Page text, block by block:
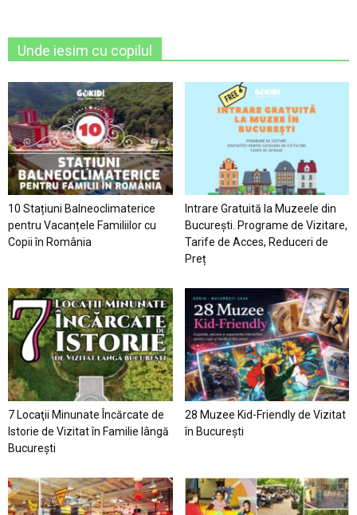
Unde iesim cu copilul
10 Stațiuni Balneoclimaterice
pentru Vacanțele Familiilor cu
Copii în România
Intrare Gratuită la Muzeele din
București. Programe de Vizitare,
Tarife de Acces, Reduceri de
Preț
7 Locaţii Minunate Încărcate de
Istorie de Vizitat în Familie lângă
București
28 Muzee Kid-Friendly de Vizitat
în București